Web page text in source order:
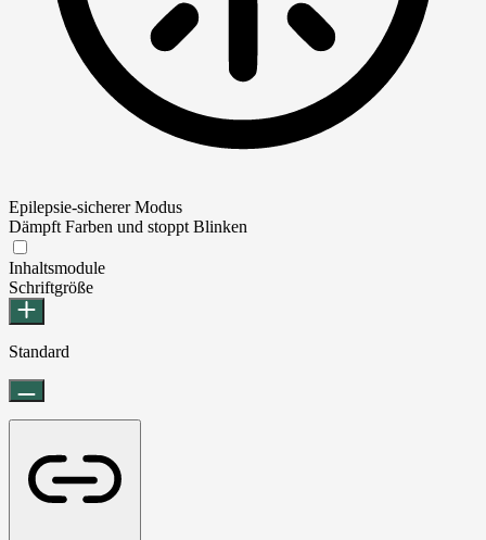
Epilepsie-sicherer Modus
Dämpft Farben und stoppt Blinken
Inhaltsmodule
Schriftgröße
Standard